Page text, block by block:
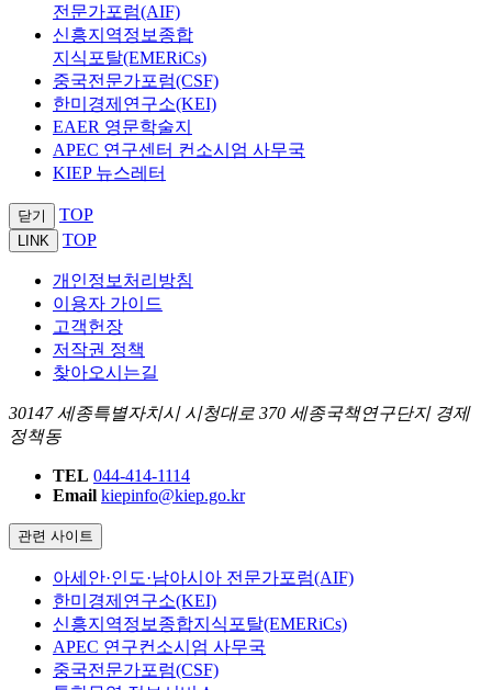
전문가포럼(AIF)
신흥지역정보종합
지식포탈(EMERiCs)
중국전문가포럼(CSF)
한미경제연구소(KEI)
EAER 영문학술지
APEC 연구센터 컨소시엄 사무국
KIEP 뉴스레터
닫기 TOP
LINK TOP
개인정보처리방침
이용자 가이드
고객헌장
저작권 정책
찾아오시는길
30147 세종특별자치시 시청대로 370 세종국책연구단지 경제
정책동
TEL 044-414-1114
Email kiepinfo@kiep.go.kr
관련 사이트
아세안·인도·남아시아 전문가포럼(AIF)
한미경제연구소(KEI)
신흥지역정보종합지식포탈(EMERiCs)
APEC 연구컨소시엄 사무국
중국전문가포럼(CSF)